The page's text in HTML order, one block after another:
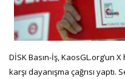
DİSK Basın-İş, KaosGL.org’un
karşı dayanışma çağrısı